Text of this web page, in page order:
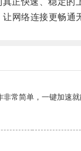
络连接更畅通无
常简单，一键加速就